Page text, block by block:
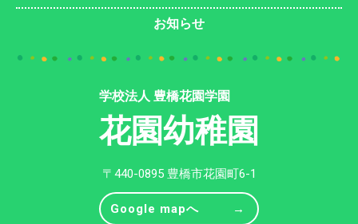
お知らせ
学校法人 豊橋花園学園
花園幼稚園
〒440-0895 豊橋市花園町6-1
Google mapへ